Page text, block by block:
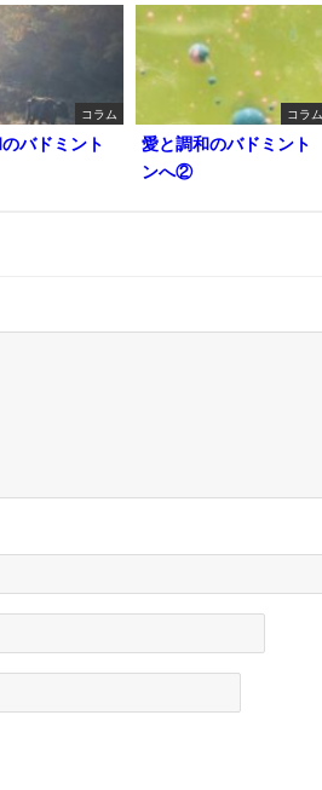
コラム
バドミント
コラム
愛と調和のバドミント
ンへ②